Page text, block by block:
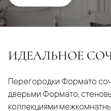
ИДЕАЛЬНОЕ
Перегородки Формато
дверьми Формато,
коллекциями